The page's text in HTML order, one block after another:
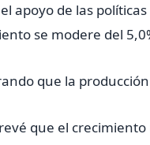
apoyo de las
se modere del
que la
que el